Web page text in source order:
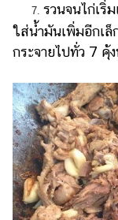
7. รวนจนไก่เริ่
ใส่น้ำมันเพิ่มอีกเ
กระจายไปทั่ว 7 คุ้